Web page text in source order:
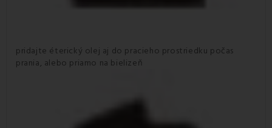
pridajte éterický olej aj do pracieho prostriedku počas
prania, alebo priamo na bielizeň